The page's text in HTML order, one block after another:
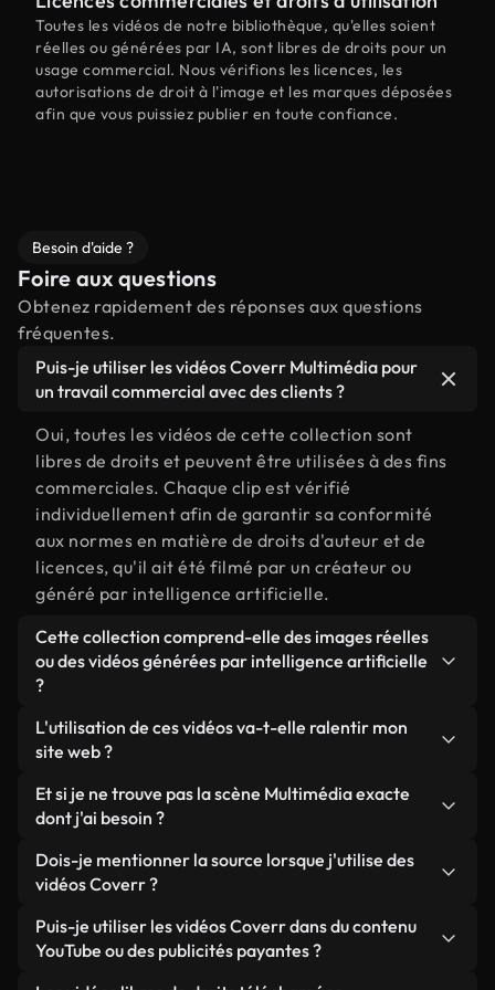
Toutes les vidéos de notre bibliothèque, qu'elles soient
réelles ou générées par IA, sont libres de droits pour un
usage commercial. Nous vérifions les licences, les
autorisations de droit à l'image et les marques déposées
afin que vous puissiez publier en toute confiance.
Besoin d'aide ?
Foire aux questions
Obtenez rapidement des réponses aux questions
fréquentes.
Puis-je utiliser les vidéos Coverr Multimédia pour
un travail commercial avec des clients ?
Oui, toutes les vidéos de cette collection sont
libres de droits et peuvent être utilisées à des fins
commerciales. Chaque clip est vérifié
individuellement afin de garantir sa conformité
aux normes en matière de droits d'auteur et de
licences, qu'il ait été filmé par un créateur ou
généré par intelligence artificielle.
Cette collection comprend-elle des images réelles
ou des vidéos générées par intelligence artificielle
?
Les deux. Il s'agit d'une bibliothèque hybride
composée de véritables images filmées par des
générées par IA. Chaque vidéo est clairement
identifiée afin que vous sachiez toujours ce que
vous utilisez.
L'utilisation de ces vidéos va-t-elle ralentir mon
site web ?
Sauf si vous choisissez nos versions optimisées.
Nous proposons des formats légers, prêts pour le
ils conservent une qualité élevée tout en
minimisant les temps de chargement et en
améliorant des indicateurs comme le LCP.
Et si je ne trouve pas la scène Multimédia exacte
dont j'ai besoin ?
Vous pouvez en créer une instantanément avec
Coverr AI Studio. Il vous suffit de décrire la scène,
le Studio générera en quelques secondes une vidéo
personnalisée conforme à nos normes de licence.
Dois-je mentionner la source lorsque j'utilise des
vidéos Coverr ?
Aucune attribution n'est requise. Toutes les vidéos
de notre bibliothèque sont libres de droits et
Puis-je utiliser les vidéos Coverr dans du contenu
YouTube ou des publicités payantes ?
Oui. Toutes les séquences vidéo de Coverr peuvent